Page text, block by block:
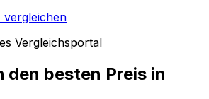
vergleichen
Vergleichsportal
den besten Preis in